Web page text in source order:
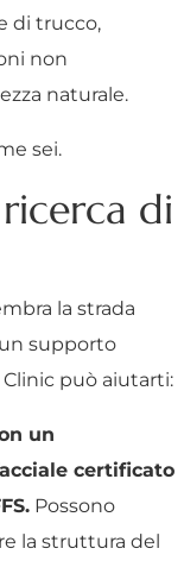
di trucco,
non
naturale.
sei.
ricerca di
la strada
supporto
Clinic può aiutarti:
un
certificato
Possono
la struttura del